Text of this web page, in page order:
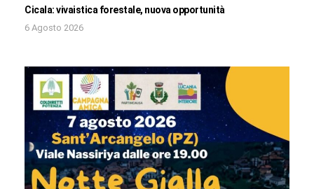
Cicala: vivaistica forestale, nuova opportunità
6 Agosto 2026